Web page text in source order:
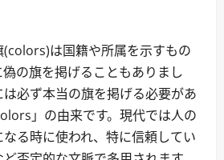
(colors)は国籍や所属を示すもの
の旗を掲げることもありまし
必ず本当の旗を掲げる必要があ
」の由来です。現代では人の
る時に使われ、特に信頼してい